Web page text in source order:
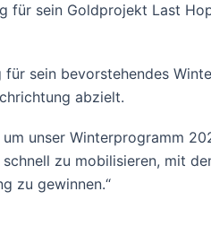
sein Goldprojekt Last
sein bevorstehendes
abzielt.
unser Winterprogramm
zu mobilisieren, mit
zu gewinnen.“